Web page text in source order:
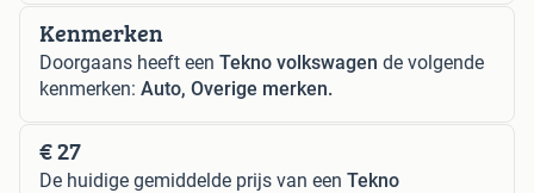
Kenmerken
Doorgaans heeft een Tekno volkswagen de volgende
kenmerken: Auto, Overige merken.
€ 27
De huidige gemiddelde prijs van een Tekno